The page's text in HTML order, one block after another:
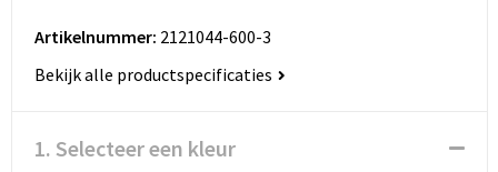
Artikelnummer: 2121044-600-3
Bekijk alle productspecificaties
1. Selecteer een kleur